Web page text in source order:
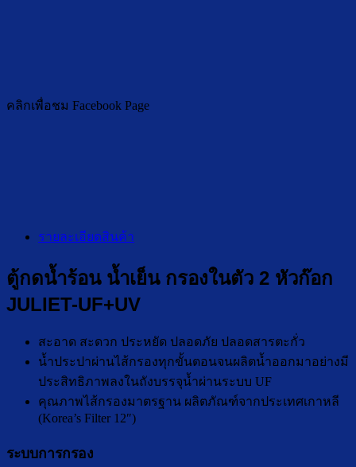
คลิกเพื่อชม Facebook Page
รายละเอียดสินค้า
ตู้กดน้ำร้อน น้ำเย็น กรองในตัว 2 หัวก๊อก
JULIET-UF+UV
สะอาด สะดวก ประหยัด ปลอดภัย ปลอดสารตะกั่ว
น้ำประปาผ่านไส้กรองทุกขั้นตอนจนผลิตน้ำออกมาอย่างมี
ประสิทธิภาพลงในถังบรรจุน้ำผ่านระบบ UF
คุณภาพไส้กรองมาตรฐาน ผลิตภัณฑ์จากประเทศเกาหลี
(Korea’s Filter 12″)
ระบบการกรอง